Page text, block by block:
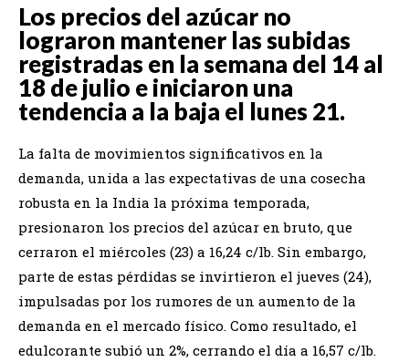
Los precios del azúcar no
lograron mantener las subidas
registradas en la semana del 14 al
18 de julio e iniciaron una
tendencia a la baja el lunes 21.
La falta de movimientos significativos en la
demanda, unida a las expectativas de una cosecha
robusta en la India la próxima temporada,
presionaron los precios del azúcar en bruto, que
cerraron el miércoles (23) a 16,24 c/lb. Sin embargo,
parte de estas pérdidas se invirtieron el jueves (24),
impulsadas por los rumores de un aumento de la
demanda en el mercado físico. Como resultado, el
edulcorante subió un 2%, cerrando el día a 16,57 c/lb.